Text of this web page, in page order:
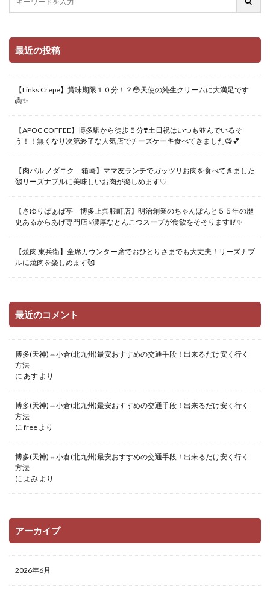
最近の投稿
【Links Crepe】賞味期限１０分！？😳天使の純生クリームに大満足です
👼✨
【APOC COFFEE】博多駅から徒歩５分❣️土日祝はいつも並んでいるそ
う！！無くなり次第終了な人気店でチーズケーキ食べてきました😋💕
【肉バル ノダニク 箱崎】ママ友ランチでガッツリお肉を食べてきました
🥰リーズナブルに美味しいお肉が楽しめます♡
【さゆりばぁば亭 博多上呉服町店】明治創業のちゃんぽんと５５年の歴
史あるからあげ専門店⭐️濃厚なとんこつスープが食欲をそそります🥢✨
【焼肉 東兵衛】全席カウンター席でおひとりさまでも大丈夫！リーズナブ
ルに焼肉を楽しめます🥰
最近のコメント
博多(天神)⇔小倉(北九州)最安おすすめの交通手段！出来るだけ安く行く
方法
に あす より
博多(天神)⇔小倉(北九州)最安おすすめの交通手段！出来るだけ安く行く
方法
に free より
博多(天神)⇔小倉(北九州)最安おすすめの交通手段！出来るだけ安く行く
方法
に よみ より
アーカイブ
2026年6月